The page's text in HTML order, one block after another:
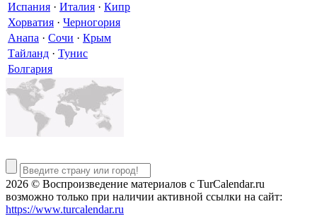
Испания · Италия · Кипр
Хорватия · Черногория
Анапа · Сочи · Крым
Тайланд · Тунис
Болгария
2026 © Воспроизведение материалов c TurCalendar.ru
возможно только при наличии активной ссылки на сайт:
https://www.turcalendar.ru